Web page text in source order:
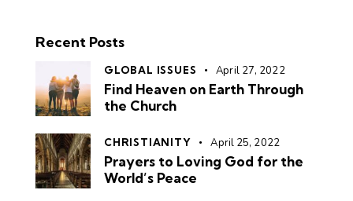
Recent Posts
GLOBAL ISSUES April 27, 2022
Find Heaven on Earth Through
the Church
CHRISTIANITY April 25, 2022
Prayers to Loving God for the
World’s Peace